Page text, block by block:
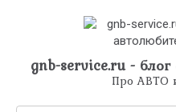
gnb-service.ru -
Про АВТО